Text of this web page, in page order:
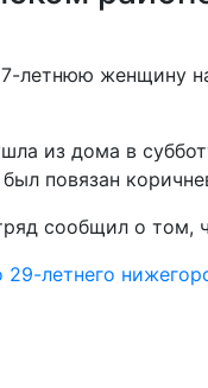
летнюю женщину
из дома в
повязан
сообщил о том,
летнего